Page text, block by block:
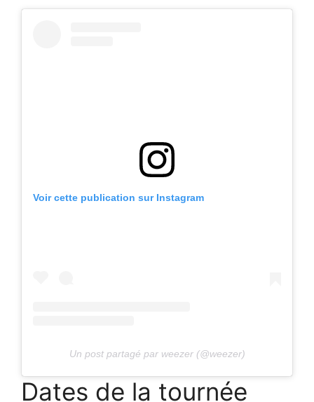
Voir cette publication sur Instagram
Un post partagé par weezer (@weezer)
Dates de la tournée